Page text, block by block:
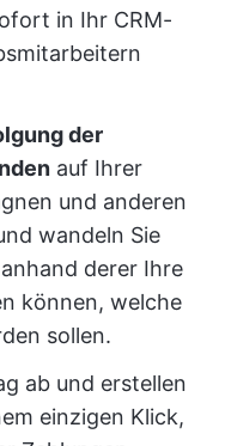
in Ihr CRM-
der
auf Ihrer
und anderen
wandeln Sie
derer Ihre
können, welche
sollen.
ab und erstellen
einzigen Klick,